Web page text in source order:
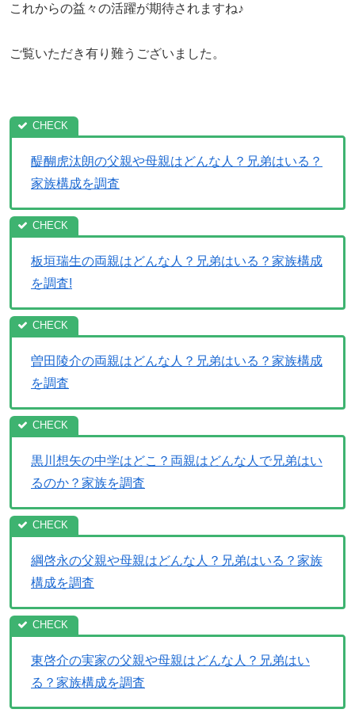
これからの益々の活躍が期待されますね♪
ご覧いただき有り難うございました。
醍醐虎汰朗の父親や母親はどんな人？兄弟はいる？
家族構成を調査
板垣瑞生の両親はどんな人？兄弟はいる？家族構成
を調査!
曽田陵介の両親はどんな人？兄弟はいる？家族構成
を調査
黒川想矢の中学はどこ？両親はどんな人で兄弟はい
るのか？家族を調査
綱啓永の父親や母親はどんな人？兄弟はいる？家族
構成を調査
東啓介の実家の父親や母親はどんな人？兄弟はい
る？家族構成を調査